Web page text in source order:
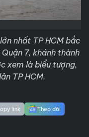
nhất TP HCM bắc
7, khánh thành
xem là biểu tượng,
TP HCM.
link Theo dõi